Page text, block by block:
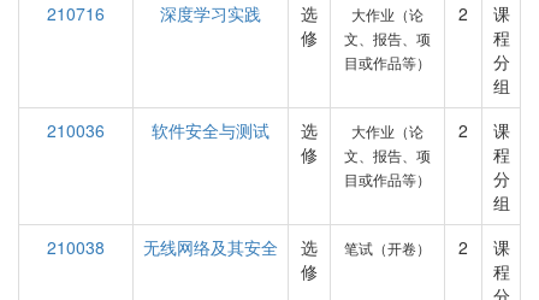
210716 深度学习实践
选
修
大作业（论
文、报告、项
目或作品等）
2
课
程
分
组
210036
软件安全与测试
选
修
大作业（论
文、报告、项
目或作品等）
2
课
程
分
组
210038
无线网络及其安全
选
修
笔试（开卷） 2
课
程
分